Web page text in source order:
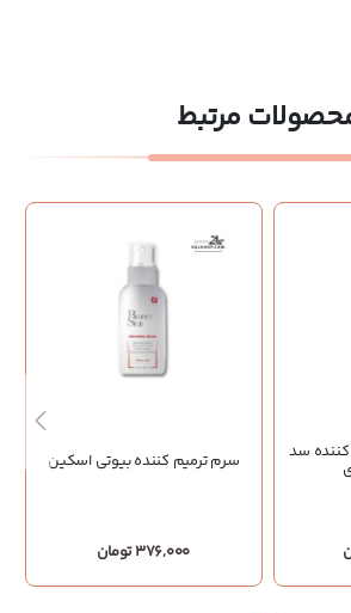
مرتبط
کننده سد سرم ترمیم کننده بیوتی اسکین
376,000 تومان